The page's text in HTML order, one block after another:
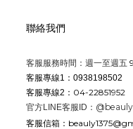
聯絡我們
客服服務時間：週一至週五
客服專線1：0938198502
客服專線2： 04-22851952
官方LINE客服ID： @beauly
客服信箱：